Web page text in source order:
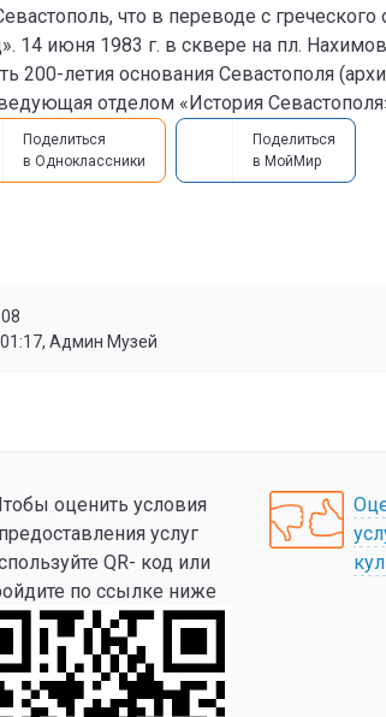
что в переводе с греческого
14 июня 1983 г. в сквере на пл.
200-летия основания Севастополя
отделом «История
Поделиться
в Одноклассники
Поделиться
в МойМир
Админ Музей
оценить условия
предоставления услуг
QR- код или
по ссылке ниже